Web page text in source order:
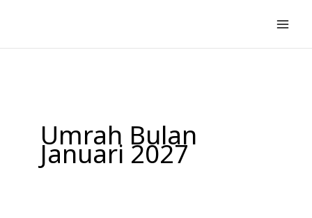
konten
Umrah Bulan
Januari 2027